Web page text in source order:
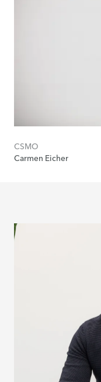
CSMO
Carmen Eicher